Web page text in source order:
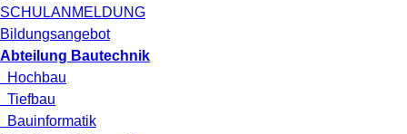
SCHULANMELDUNG
Bildungsangebot
Abteilung Bautechnik
Hochbau
Tiefbau
Bauinformatik